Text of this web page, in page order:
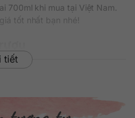
700ml khi mua tại Việt Nam.
tốt nhất bạn nhé!
tiết